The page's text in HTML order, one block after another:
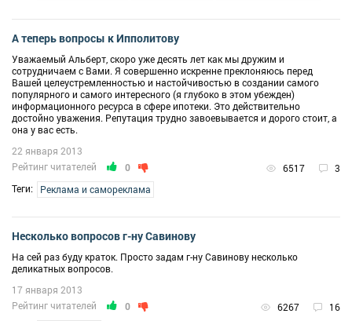
А теперь вопросы к Ипполитову
Уважаемый Альберт, скоро уже десять лет как мы дружим и
сотрудничаем с Вами. Я совершенно искренне преклоняюсь перед
Вашей целеустремленностью и настойчивостью в создании самого
популярного и самого интересного (я глубоко в этом убежден)
информационного ресурса в сфере ипотеки. Это действительно
достойно уважения. Репутация трудно завоевывается и дорого стоит, а
она у вас есть.
Рейтинг читателей 0 6517 3
22 января 2013
Теги: Реклама и самореклама
Несколько вопросов г-ну Савинову
На сей раз буду краток. Просто задам г-ну Савинову несколько
деликатных вопросов.
Рейтинг читателей 0 6267 16
17 января 2013